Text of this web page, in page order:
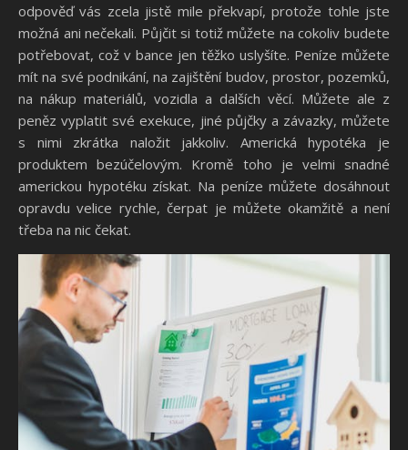
odpověď vás zcela jistě mile překvapí, protože tohle jste
možná ani nečekali. Půjčit si totiž můžete na cokoliv budete
potřebovat, což v bance jen těžko uslyšíte. Peníze můžete
mít na své podnikání, na zajištění budov, prostor, pozemků,
na nákup materiálů, vozidla a dalších věcí. Můžete ale z
peněz vyplatit své exekuce, jiné půjčky a závazky, můžete
s nimi zkrátka naložit jakkoliv. Americká hypotéka je
produktem bezúčelovým. Kromě toho je velmi snadné
americkou hypotéku získat. Na peníze můžete dosáhnout
opravdu velice rychle, čerpat je můžete okamžitě a není
třeba na nic čekat.